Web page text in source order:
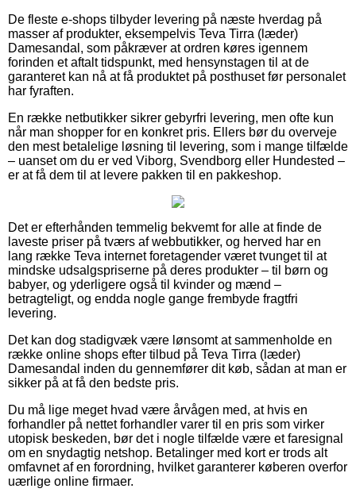
De fleste e-shops tilbyder levering på næste hverdag på
masser af produkter, eksempelvis Teva Tirra (læder)
Damesandal, som påkræver at ordren køres igennem
forinden et aftalt tidspunkt, med hensynstagen til at de
garanteret kan nå at få produktet på posthuset før personalet
har fyraften.
En række netbutikker sikrer gebyrfri levering, men ofte kun
når man shopper for en konkret pris. Ellers bør du overveje
den mest betalelige løsning til levering, som i mange tilfælde
– uanset om du er ved Viborg, Svendborg eller Hundested –
er at få dem til at levere pakken til en pakkeshop.
Det er efterhånden temmelig bekvemt for alle at finde de
laveste priser på tværs af webbutikker, og herved har en
lang række Teva internet foretagender været tvunget til at
mindske udsalgspriserne på deres produkter – til børn og
babyer, og yderligere også til kvinder og mænd –
betragteligt, og endda nogle gange frembyde fragtfri
levering.
Det kan dog stadigvæk være lønsomt at sammenholde en
række online shops efter tilbud på Teva Tirra (læder)
Damesandal inden du gennemfører dit køb, sådan at man er
sikker på at få den bedste pris.
Du må lige meget hvad være årvågen med, at hvis en
forhandler på nettet forhandler varer til en pris som virker
utopisk beskeden, bør det i nogle tilfælde være et faresignal
om en snydagtig netshop. Betalinger med kort er trods alt
omfavnet af en forordning, hvilket garanterer køberen overfor
uærlige online firmaer.